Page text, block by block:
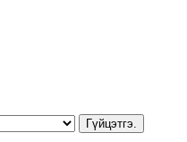
Гүйцэтгэ.